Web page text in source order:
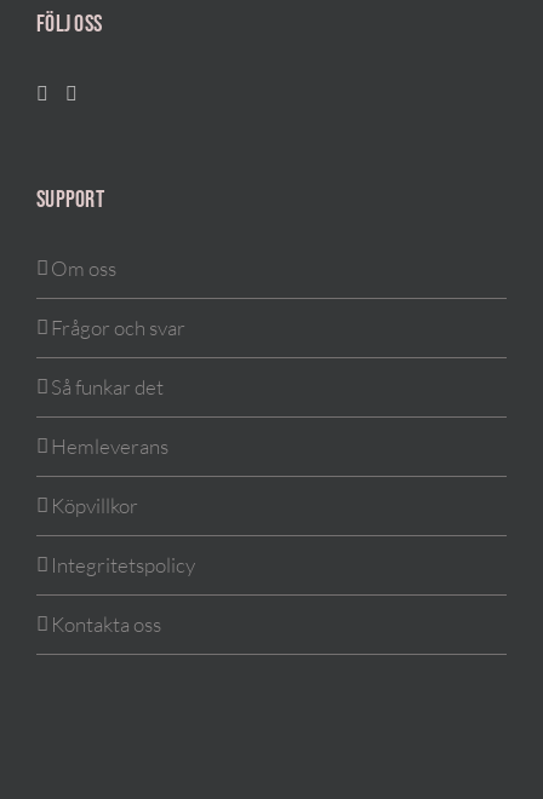
FÖLJ OSS
SUPPORT
Om oss
Frågor och svar
Så funkar det
Hemleverans
Köpvillkor
Integritetspolicy
Kontakta oss